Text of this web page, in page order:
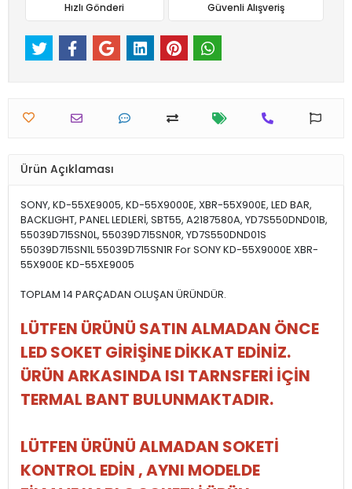
Hızlı Gönderi Güvenli Alışveriş
Ürün Açıklaması
SONY, KD-55XE9005, KD-55X9000E, XBR-55X900E, LED BAR,
BACKLIGHT, PANEL LEDLERİ, SBT55, A2187580A, YD7S550DND01B,
55039D715SN0L, 55039D715SN0R, YD7S550DND01S
55039D715SN1L 55039D715SN1R For SONY KD-55X9000E XBR-
55X900E KD-55XE9005
TOPLAM 14 PARÇADAN OLUŞAN ÜRÜNDÜR.
LÜTFEN ÜRÜNÜ SATIN ALMADAN ÖNCE
LED SOKET GİRİŞİNE DİKKAT EDİNİZ.
ÜRÜN ARKASINDA ISI TARNSFERİ İÇİN
TERMAL BANT BULUNMAKTADIR.
LÜTFEN ÜRÜNÜ ALMADAN SOKETİ
KONTROL EDİN , AYNI MODELDE